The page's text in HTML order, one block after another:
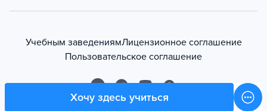
Хочу здесь учиться
Учебным заведениямЛицензионное соглашение
Пользовательское соглашение